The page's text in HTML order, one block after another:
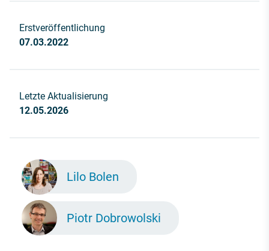
Erstveröffentlichung
07.03.2022
Letzte Aktualisierung
12.05.2026
Lilo Bolen
Piotr Dobrowolski